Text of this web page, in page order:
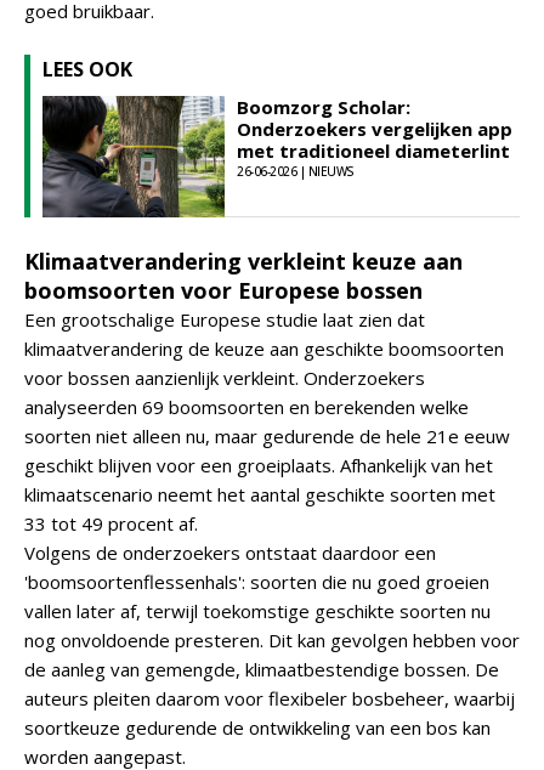
goed bruikbaar.
LEES OOK
Boomzorg Scholar:
Onderzoekers vergelijken app
met traditioneel diameterlint
26-06-2026 | NIEUWS
Klimaatverandering verkleint keuze aan
boomsoorten voor Europese bossen
Een grootschalige Europese studie laat zien dat
klimaatverandering de keuze aan geschikte boomsoorten
voor bossen aanzienlijk verkleint. Onderzoekers
analyseerden 69 boomsoorten en berekenden welke
soorten niet alleen nu, maar gedurende de hele 21e eeuw
geschikt blijven voor een groeiplaats. Afhankelijk van het
klimaatscenario neemt het aantal geschikte soorten met
33 tot 49 procent af.
Volgens de onderzoekers ontstaat daardoor een
'boomsoortenflessenhals': soorten die nu goed groeien
vallen later af, terwijl toekomstige geschikte soorten nu
nog onvoldoende presteren. Dit kan gevolgen hebben voor
de aanleg van gemengde, klimaatbestendige bossen. De
auteurs pleiten daarom voor flexibeler bosbeheer, waarbij
soortkeuze gedurende de ontwikkeling van een bos kan
worden aangepast.